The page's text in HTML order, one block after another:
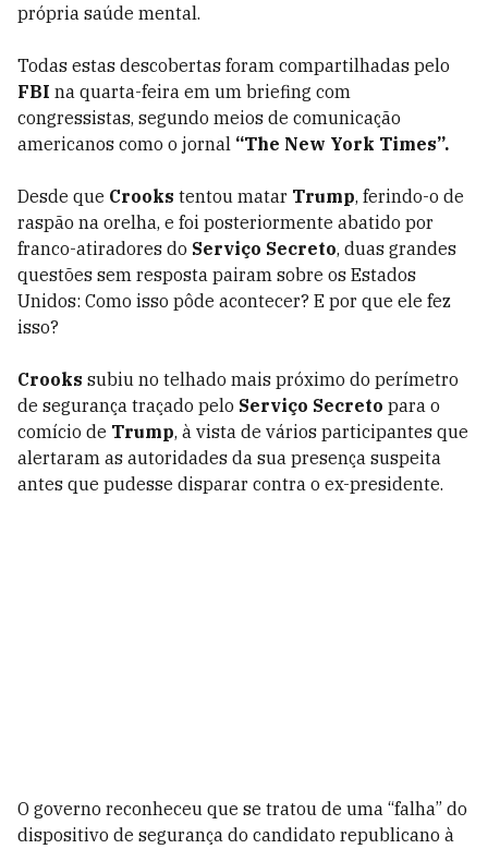
própria saúde mental.
Todas estas descobertas foram compartilhadas pelo
FBI na quarta-feira em um briefing com
congressistas, segundo meios de comunicação
americanos como o jornal “The New York Times”.
Desde que Crooks tentou matar Trump, ferindo-o de
raspão na orelha, e foi posteriormente abatido por
franco-atiradores do Serviço Secreto, duas grandes
questões sem resposta pairam sobre os Estados
Unidos: Como isso pôde acontecer? E por que ele fez
isso?
Crooks subiu no telhado mais próximo do perímetro
de segurança traçado pelo Serviço Secreto para o
comício de Trump, à vista de vários participantes que
alertaram as autoridades da sua presença suspeita
antes que pudesse disparar contra o ex-presidente.
O governo reconheceu que se tratou de uma “falha” do
dispositivo de segurança do candidato republicano à